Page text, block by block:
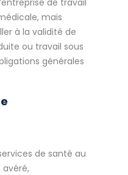
mais
à la validité de
ou travail sous
générales
de santé au
avéré,